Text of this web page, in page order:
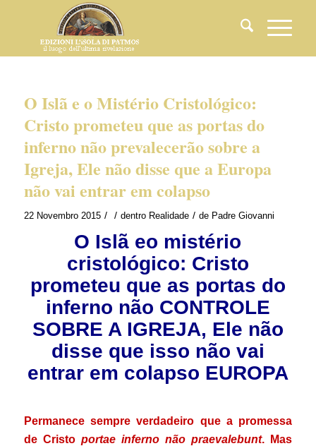
O Islã e o Mistério Cristológico:
Cristo prometeu que as portas do
inferno não prevalecerão sobre a
Igreja, Ele não disse que a Europa
não vai entrar em colapso
22 Novembro 2015 / / dentro Realidade / de Padre Giovanni
O Islã eo mistério
cristológico: Cristo
prometeu que as portas do
inferno não CONTROLE
SOBRE A IGREJA, Ele não
disse que isso não vai
entrar em colapso EUROPA
Permanece sempre verdadeiro que a promessa
de Cristo portae inferno não praevalebunt. Mas